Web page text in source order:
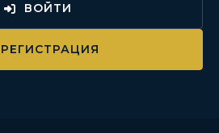
ВОЙТИ
РЕГИСТРАЦИЯ